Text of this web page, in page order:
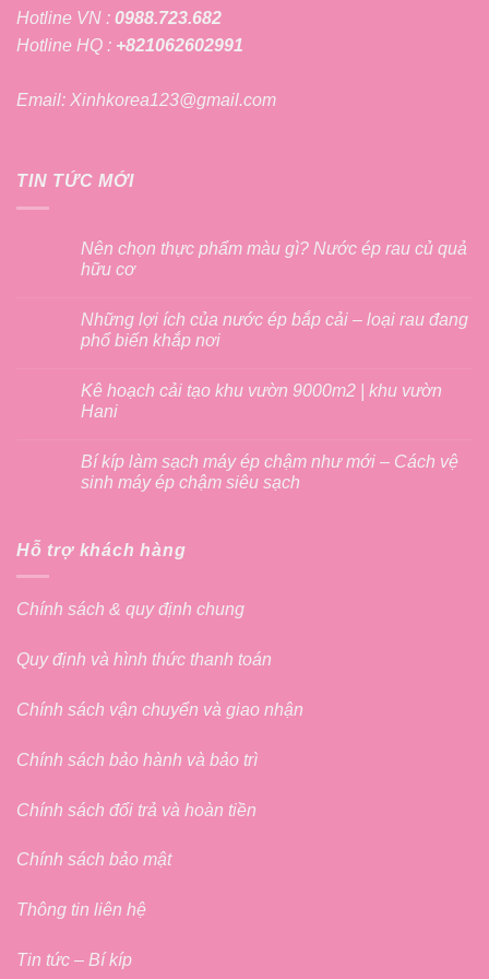
Hotline VN : 0988.723.682
Hotline HQ : +821062602991
Email: Xinhkorea123@gmail.com
TIN TỨC MỚI
Nên chọn thực phẩm màu gì? Nước ép rau củ quả
hữu cơ
Những lợi ích của nước ép bắp cải – loại rau đang
phổ biến khắp nơi
Kê hoạch cải tạo khu vườn 9000m2 | khu vườn
Hani
Bí kíp làm sạch máy ép chậm như mới – Cách vệ
sinh máy ép chậm siêu sạch
Hỗ trợ khách hàng
Chính sách & quy định chung
Quy định và hình thức thanh toán
Chính sách vận chuyển và giao nhận
Chính sách bảo hành và bảo trì
Chính sách đổi trả và hoàn tiền
Chính sách bảo mật
Thông tin liên hệ
Tin tức – Bí kíp